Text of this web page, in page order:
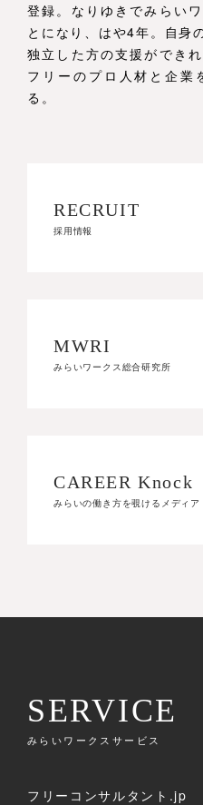
登録。なりゆきでみらい
とになり、はや4年。自身
独立した方の支援ができ
フリーのプロ人材と企業
る。
RECRUIT
採用情報
RECRUIT
採用情報
MWRI
みらいワークス総合研究所
MWRI
みらいワークス総合研究所
CAREER Knock
みらいの働き方を覗けるメディア
CAREER Knock
みらいの働き方を覗けるメディア
SERVICE
みらいワークスサービス
フリーコンサルタント.jp